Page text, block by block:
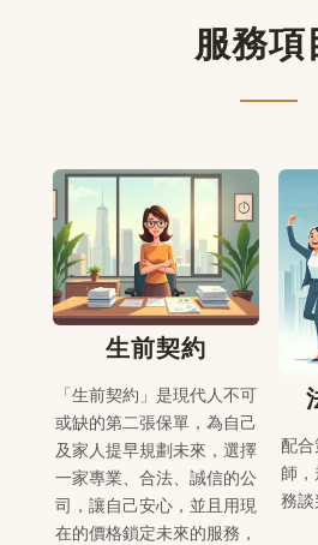
服務項
生前契約
「生前契約」是現代人不可
或缺的第二張保單，為自己
及家人提早規劃未來，選擇
一家專業、合法、誠信的公
司，讓自己安心，並且用現
在的價格鎖定未來的服務，
配
師
務談